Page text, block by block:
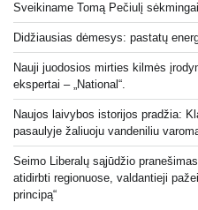
Sveikiname Tomą Pečiulį
Didžiausias dėmesys: pastatų
Nauji juodosios mirties kilmės
ekspertai – „National“.
Naujos laivybos istorijos pradžia:
pasaulyje žaliuoju vandeniliu
Seimo Liberalų sąjūdžio
atidirbti regionuose, valdantieji
principą“